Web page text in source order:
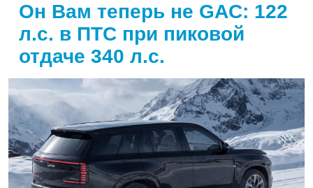
Он Вам теперь не GAC: 122
л.с. в ПТС при пиковой
отдаче 340 л.с.